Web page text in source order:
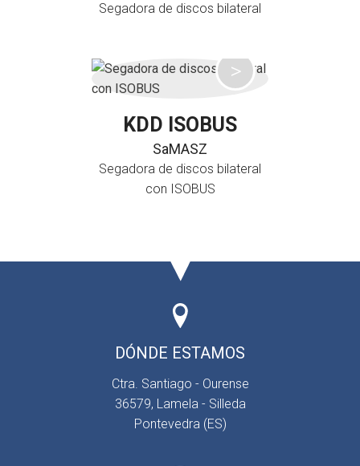
Segadora de discos bilateral
KDD ISOBUS
SaMASZ
Segadora de discos bilateral
con ISOBUS
DÓNDE ESTAMOS
Ctra. Santiago - Ourense
36579, Lamela - Silleda
Pontevedra (ES)